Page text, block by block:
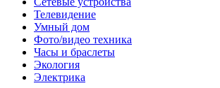
Телевидение
Умный дом
Фото/видео техника
Часы и браслеты
Экология
Электрика